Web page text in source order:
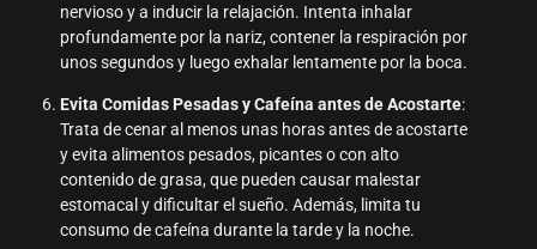
nervioso y a inducir la relajación. Intenta inhalar
profundamente por la nariz, contener la respiración por
unos segundos y luego exhalar lentamente por la boca.
Evita Comidas Pesadas y Cafeína antes de Acostarte:
Trata de cenar al menos unas horas antes de acostarte
y evita alimentos pesados, picantes o con alto
contenido de grasa, que pueden causar malestar
estomacal y dificultar el sueño. Además, limita tu
consumo de cafeína durante la tarde y la noche.